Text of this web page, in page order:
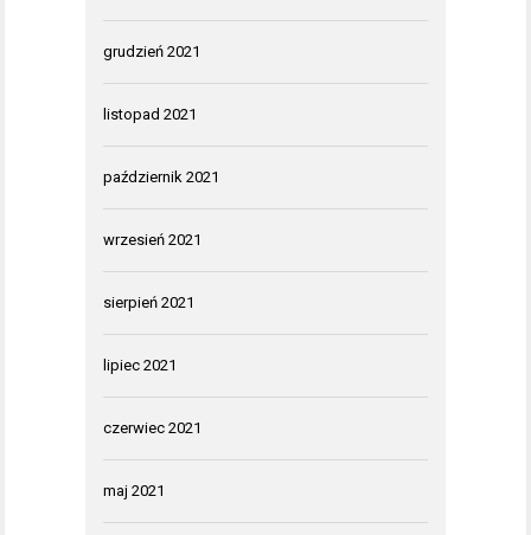
grudzień 2021
listopad 2021
październik 2021
wrzesień 2021
sierpień 2021
lipiec 2021
czerwiec 2021
maj 2021